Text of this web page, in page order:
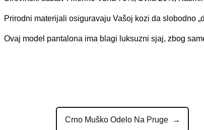
Prirodni materijali osiguravaju Vašoj kozi da slobodno
Ovaj model pantalona ima blagi luksuzni sjaj, zbog
Crno Muško Odelo Na Pruge